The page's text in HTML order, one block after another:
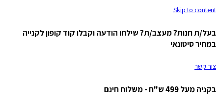
Skip to content
בעל/ת חנות? מעצב/ת? שילחו הודעה וקבלו קוד קופון לקנייה
במחיר סיטונאי
צור קשר
בקניה מעל 499 ש"ח - משלוח חינם